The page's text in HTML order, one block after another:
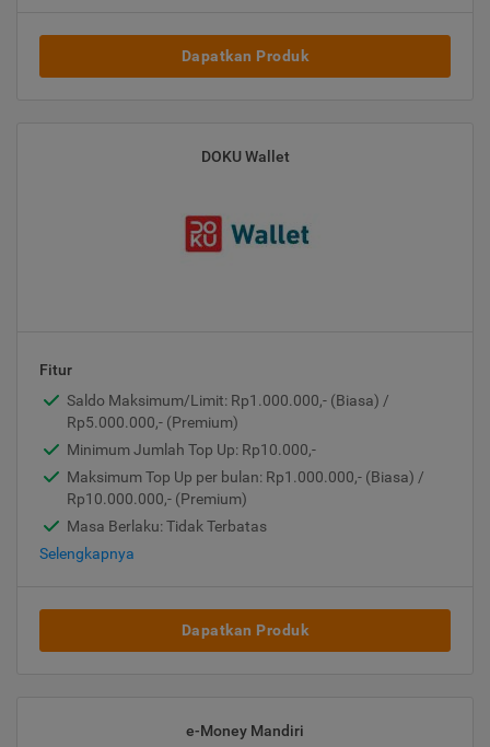
Dapatkan Produk
DOKU Wallet
Fitur
Saldo Maksimum/Limit: Rp1.000.000,- (Biasa) /
Rp5.000.000,- (Premium)
Minimum Jumlah Top Up: Rp10.000,-
Maksimum Top Up per bulan: Rp1.000.000,- (Biasa) /
Rp10.000.000,- (Premium)
Masa Berlaku: Tidak Terbatas
Selengkapnya
Dapatkan Produk
e-Money Mandiri